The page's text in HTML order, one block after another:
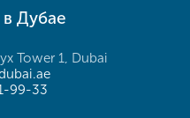
Дубае
Tower 1, Dubai
99-33